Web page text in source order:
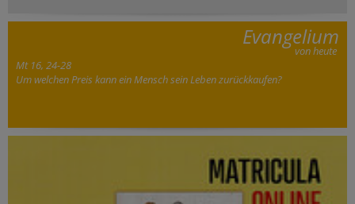
Evangelium
von heute
Mt 16, 24-28
Um welchen Preis kann ein Mensch sein Leben zurückkaufen?